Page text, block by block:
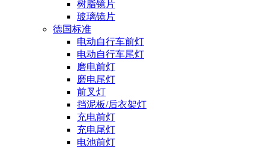
树脂镜片
玻璃镜片
德国标准
电动自行车前灯
电动自行车尾灯
磨电前灯
磨电尾灯
前叉灯
挡泥板/后衣架灯
充电前灯
充电尾灯
电池前灯